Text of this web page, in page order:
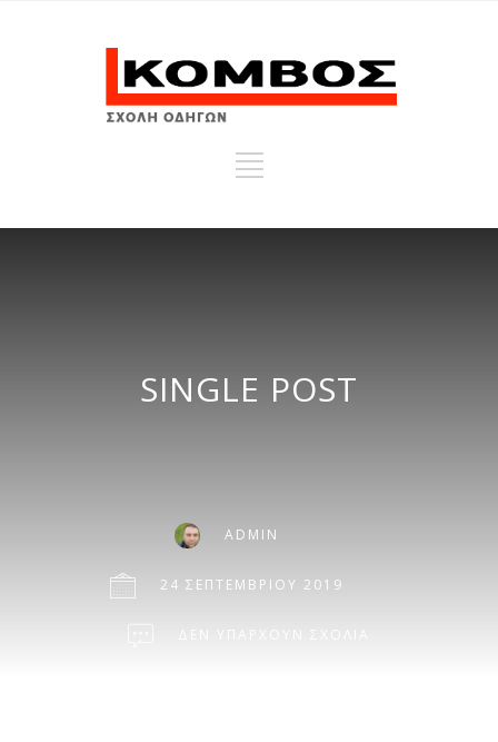
SINGLE POST
ADMIN
24 ΣΕΠΤΕΜΒΡΊΟΥ 2019
ΔΕΝ ΥΠΆΡΧΟΥΝ ΣΧΌΛΙΑ